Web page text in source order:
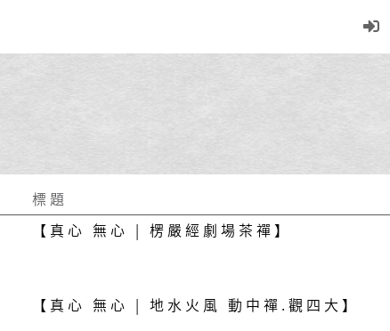
標題
【真心 無心 | 楞嚴經劇場茶禪】
【真心 無心 | 地水火風 動中禪.觀四大】